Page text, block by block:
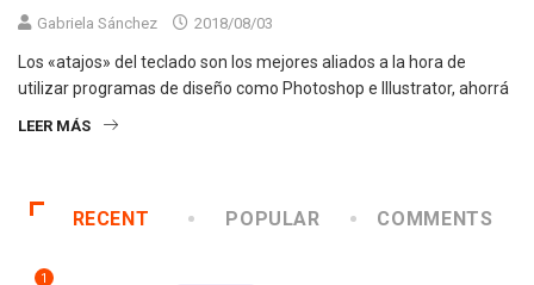
Gabriela Sánchez 2018/08/03
Los «atajos» del teclado son los mejores aliados a la hora de
utilizar programas de diseño como Photoshop e Illustrator, ahorrá
LEER MÁS
RECENT POPULAR COMMENTS
1